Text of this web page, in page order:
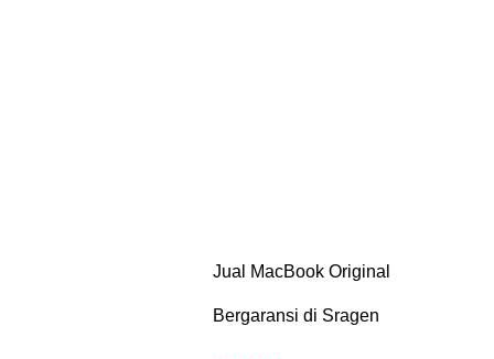
Jual MacBook Original
Bergaransi di Sragen